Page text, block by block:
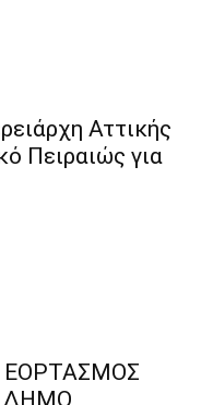
Αττικής
Πειραιώς για
ΕΟΡΤΑΣΜΟΣ
ΔΗΜΟ